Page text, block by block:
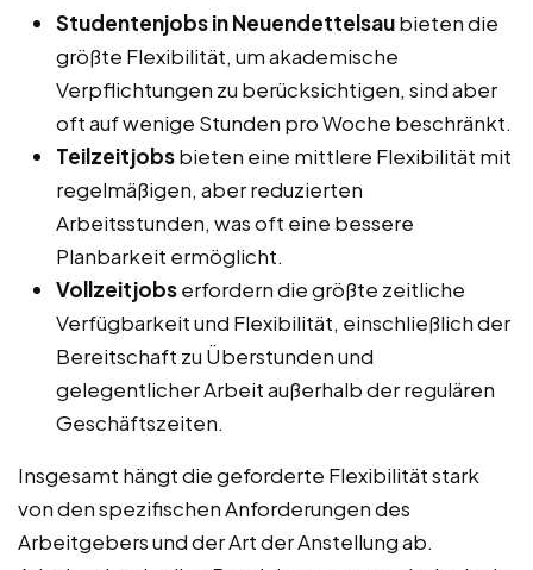
Studentenjobs in Neuendettelsaubieten die
größte Flexibilität, um akademische
Verpflichtungen zu berücksichtigen, sind aber
oft auf wenige Stunden pro Woche beschränkt.
Teilzeitjobsbieten eine mittlere Flexibilität mit
regelmäßigen, aber reduzierten
Arbeitsstunden, was oft eine bessere
Planbarkeit ermöglicht.
Vollzeitjobserfordern die größte zeitliche
Verfügbarkeit und Flexibilität, einschließlich der
Bereitschaft zu Überstunden und
gelegentlicher Arbeit außerhalb der regulären
Geschäftszeiten.
Insgesamt hängt die geforderte Flexibilität stark
von den spezifischen Anforderungen des
Arbeitgebers und der Art der Anstellung ab.